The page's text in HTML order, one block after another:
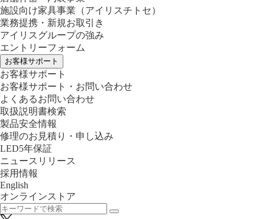
施設向け家具事業 （アイリスチトセ）
業務提携・新規お取引き
アイリスグループの強み
エントリーフォーム
お客様サポート
お客様サポート
お客様サポート・お問い合わせ
よくあるお問い合わせ
取扱説明書検索
製品安全情報
修理のお見積り・申し込み
LED5年保証
ニュースリリース
採用情報
English
オンラインストア